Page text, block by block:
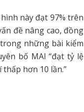
này đạt 97% trên
đề nâng cao, đồng
những bài kiểm
bố MAI “đạt tỷ lệ
hơn 10 lần.”